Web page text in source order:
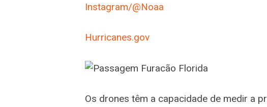
Instagram/@Noaa
Hurricanes.gov
Os drones têm a capacidade de medir a